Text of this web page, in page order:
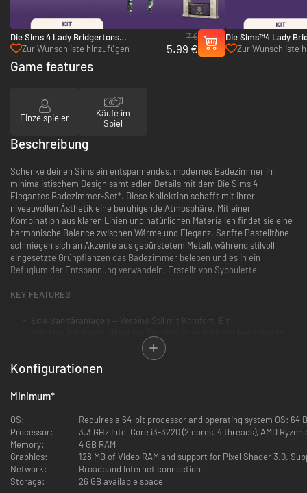
Die Sims 4 Lady Bridgertons
Maskenball-Saal-Set - PC (EA App)
Zur Wunschliste hinzufügen
7 €
5.99 €
Die Sims™4 Lady
Maskenball-Mode-
App)
Zur Wunschliste
Game features
Einzelspieler
Käufe im
Spiel
Beschreibung
Schenke deinen Sims ein entspannendes, modernes Badezimmer in
minimalistischem Design samt edlen Details mit dem Die Sims 4
Elegantes Badezimmer-Set*. Diese Kollektion schafft mit ihrer
niveauvollen Ästhetik eine beruhigende Atmosphäre. Mit einer
Kombination aus klaren Linien und natürlichen Materialien findet sie eine
harmonische Balance zwischen Wärme und Eleganz. Sanfte Pastelltöne
schmiegen sich an Akzente aus gebürstetem Metall, während stilvoll
eingesetzte Grünpflanzen das Badezimmer beleben und es in ein
Refugium der Entspannung verwandeln. Erstellt von Syboulette.
KEY FEATURES
Edle Sanitäranlagen — Vereine Stil mit Komfort. Ein
Dusche Stil, während eine schlichte Badewanne für moderne
Momente sorgt. Die Toilette passt mit ihrem stromlinienförmigen
Design perfekt zum an der Wand montierten Waschbecken aus
Handtücher, Krimskrams und eine Hängepflanze versprechen
klaren Linien auflockern, um so die Räumlichkeiten mit Leben und
Leichtigkeit zu füllen.
Konfigurationen
Minimum*
OS:
Requires a 64-bit
Processor:
3.3 GHz Intel Core i3-3220 (2 cores, 4 threads), AMD
Memory:
4 GB RAM
Graphics:
128 MB of Video RAM and support for Pixel Shader 3.0.
Network:
Broadband Internet connection
Storage:
26 GB available space